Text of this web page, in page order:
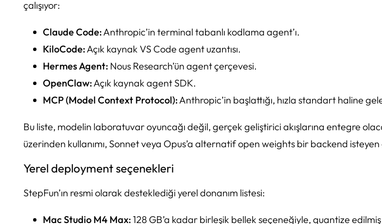
çalışıyor:
Claude Code:Anthropic’in terminal tabanlı kodlama agent’ı.
KiloCode:Açık kaynak VS Code agent uzantısı.
Hermes Agent: Nous Research’ün agent çerçevesi.
OpenClaw:Açık kaynak agent SDK.
MCP (Model Context Protocol):Anthropic’in başlattığı, hızla standart haline
Bu liste, modelin laboratuvar oyuncağı değil, gerçek geliştirici akışlarına entegre
üzerinden kullanımı, Sonnet veya Opus’a alternatif open weights bir backend
Yerel deployment seçenekleri
StepFun’ın resmi olarak desteklediği yerel donanım listesi:
Mac Studio M4 Max:128 GB’a kadar birleşik bellek seçeneğiyle, quantize edilmiş